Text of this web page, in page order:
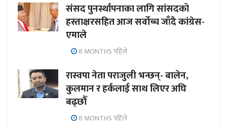
संसद पुनर्स्थापनाका लागि सांसदको
हस्ताक्षरसहित आज सर्वोच्च जाँदै कांग्रेस-
एमाले
8 MONTHS पहिले
रास्वपा नेता पराजुली भन्छन्- बालेन,
कुलमान र हर्कलाई साथ लिएर अघि
बढ्छौँ
8 MONTHS पहिले